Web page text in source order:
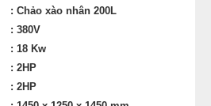
: Chảo xào nhân 200L
: 380V
: 18 Kw
: 2HP
: 2HP